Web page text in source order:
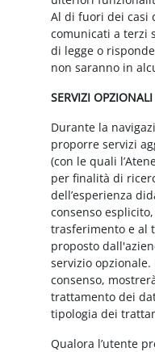
Al di fuori dei casi
comunicati a terzi
di legge o
non saranno in
SERVIZI OPZIONALI
Durante la
proporre servizi
(con le quali
per finalità di
dell’esperienza
consenso
trasferimento e al
proposto
servizio
consenso,
trattamento dei
tipologia dei
Qualora l’utente